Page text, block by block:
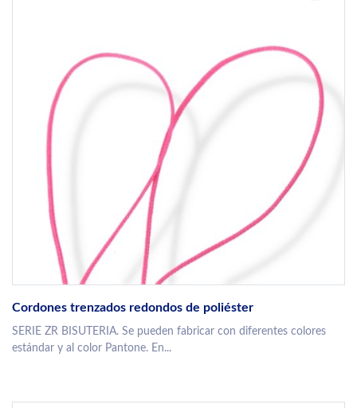
Cordones trenzados redondos de poliéster
SERIE ZR BISUTERIA. Se pueden fabricar con diferentes colores
estándar y al color Pantone. En...